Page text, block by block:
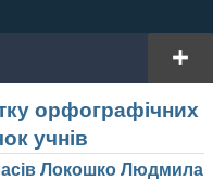
орфографічних
учнів
Локошко Людмила